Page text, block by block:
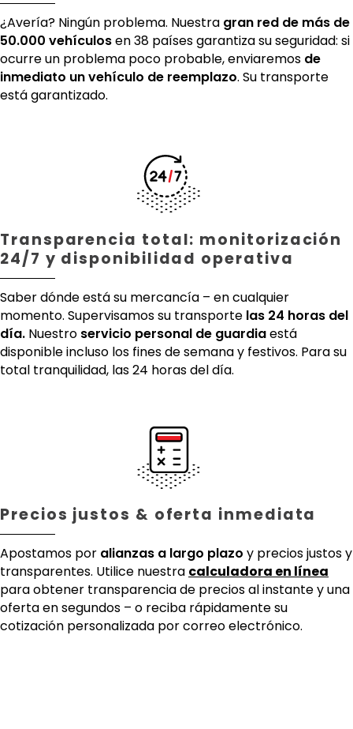
¿Avería? Ningún problema. Nuestra gran red de más de
50.000 vehículosen 38 países garantiza su seguridad: si
ocurre un problema poco probable, enviaremos de
inmediato un vehículo de reemplazo. Su transporte
está garantizado.
Transparencia total: monitorización
24/7 y disponibilidad operativa
Saber dónde está su mercancía – en cualquier
momento. Supervisamos su transporte las 24 horas del
día. Nuestro servicio personal de guardiaestá
disponible incluso los fines de semana y festivos. Para su
total tranquilidad, las 24 horas del día.
Precios justos & oferta inmediata
Apostamos por alianzas a largo plazo y precios justos y
transparentes. Utilice nuestra calculadora en línea
para obtener transparencia de precios al instante y una
oferta en segundos – o reciba rápidamente su
cotización personalizada por correo electrónico.